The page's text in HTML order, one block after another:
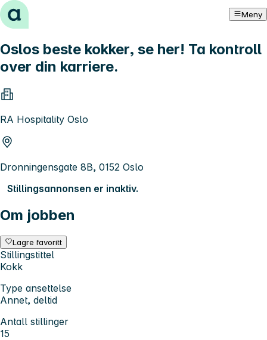
Hopp til innhold Meny
Oslos beste kokker, se her! Ta kontroll
over din karriere.
RA Hospitality Oslo
Dronningensgate 8B, 0152 Oslo
Stillingsannonsen er inaktiv.
Om jobben
Lagre favoritt
Stillingstittel
Kokk
Type ansettelse
Annet, deltid
Antall stillinger
15